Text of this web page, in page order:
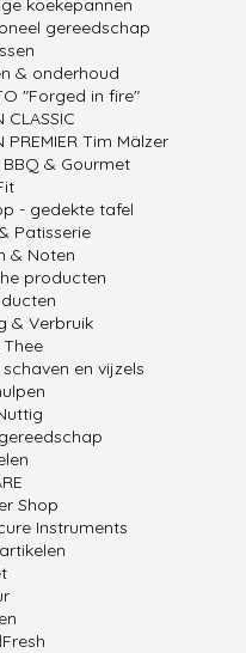
koekepannen
gereedschap
& onderhoud
"Forged in fire"
CLASSIC
PREMIER Tim Mälzer
BBQ & Gourmet
- gedekte tafel
Patisserie
& Noten
producten
& Verbruik
schaven en vijzels
Shop
Instruments